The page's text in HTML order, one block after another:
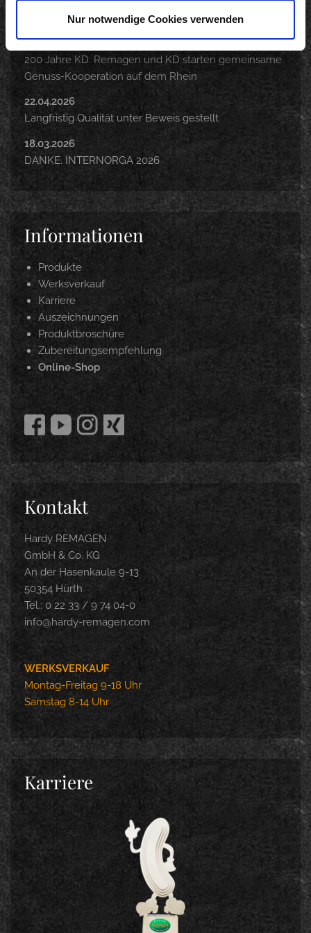
Nur notwendige Cookies verwenden
Neuigkeiten
12.05.2026
200 Jahre KD: Remagen und KD starten gemeinsame
Genuss-Kooperation auf dem Rhein
22.04.2026
Langfristig Qualität unter Beweis gestellt
18.03.2026
DANKE. INTERNORGA 2026
Informationen
Produkte
Werksverkauf
Karriere
Auszeichnungen
Produktbroschüre
Zubereitungsempfehlung
Online-Shop
Kontakt
Hardy REMAGEN
GmbH & Co. KG
An der Hasenkaule 9-13
50354 Hürth
Tel.: 0 22 33 / 9 74 04-0
info@hardy-remagen.com
WERKSVERKAUF
Montag-Freitag 9-18 Uhr
Samstag 8-14 Uhr
Karriere